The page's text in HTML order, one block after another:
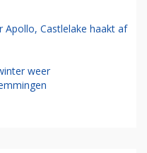
Castlelake haakt af
weer